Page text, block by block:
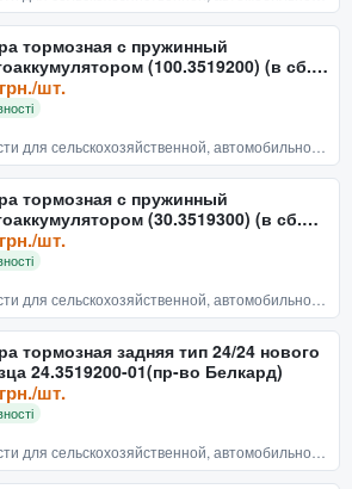
тормозная с пружинный
(100.3519200) (в сб.
24) (пр-во г.Росла
шт.
тормозная с пружинный
(30.3519300) (в сб.
30) МАЗ, МЗКТ (пр-в
шт.
задняя тип 24/24 нового
24.3519200-01(пр-во Белкард)
шт.